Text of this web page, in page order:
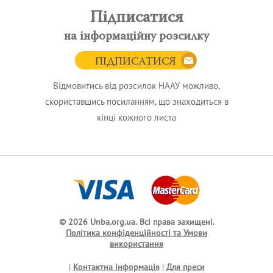
Підписатися
на інформаційну розсилку
ПІДПИСАТИСЯ
Відмовитись від розсилок НААУ можливо,
скориставшись посиланням, що знаходиться в
кінці кожного листа
© 2026 Unba.org.ua. Всі права захищені.
Політика конфіденційності та Умови
використання
| Контактна інформація| Для преси